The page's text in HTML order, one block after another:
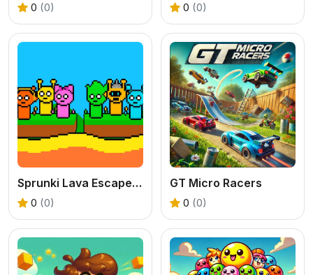
0 (0) 0 (0)
Sprunki Lava Escape 2Player
0 (0)
GT Micro Racers
0 (0)